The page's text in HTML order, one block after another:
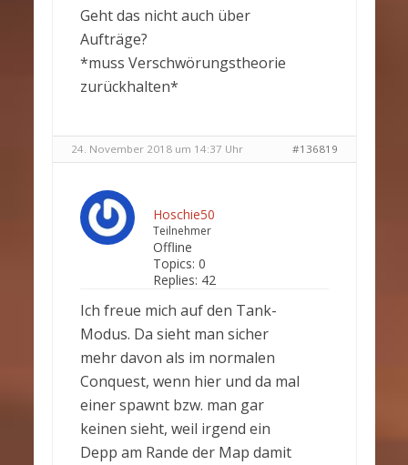
Geht das nicht auch über
Aufträge?
*muss Verschwörungstheorie
zurückhalten*
24. November 2018 um 14:37 Uhr #136819
Hoschie50
Teilnehmer
Offline
Topics: 0
Replies: 42
Ich freue mich auf den Tank-
Modus. Da sieht man sicher
mehr davon als im normalen
Conquest, wenn hier und da mal
einer spawnt bzw. man gar
keinen sieht, weil irgend ein
Depp am Rande der Map damit